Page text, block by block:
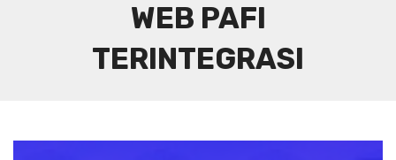
WEB PAFI
TERINTEGRASI